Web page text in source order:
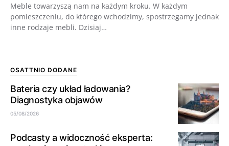
Meble towarzyszą nam na każdym kroku. W każdym
pomieszczeniu, do którego wchodzimy, spostrzegamy jednak
inne rodzaje mebli. Dzisiaj…
OSATTNIO DODANE
Bateria czy układ ładowania?
Diagnostyka objawów
05/08/2026
Podcasty a widoczność eksperta: